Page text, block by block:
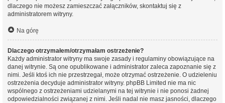
dlaczego nie możesz zamieszczać załączników, skontaktuj się z
administratorem witryny.
Na górę
Dlaczego otrzymałem/otrzymałam ostrzeżenie?
Każdy administrator witryny ma swoje zasady i regulaminy obowiązujące na
danej witrynie. Są one opublikowane i administrator zaleca zapoznanie się z
nimi. Jeśli ktoś ich nie przestrzegał, może otrzymać ostrzeżenie. O udzieleniu
ostrzeżenia decyduje administrator witryny. phpBB Limited nie ma nic
wspólnego z ostrzeżeniami udzielanymi na tej witrynie i nie ponosi żadnej
odpowiedzialności związanej z nimi. Jeśli nadal nie masz jasności, dlaczego